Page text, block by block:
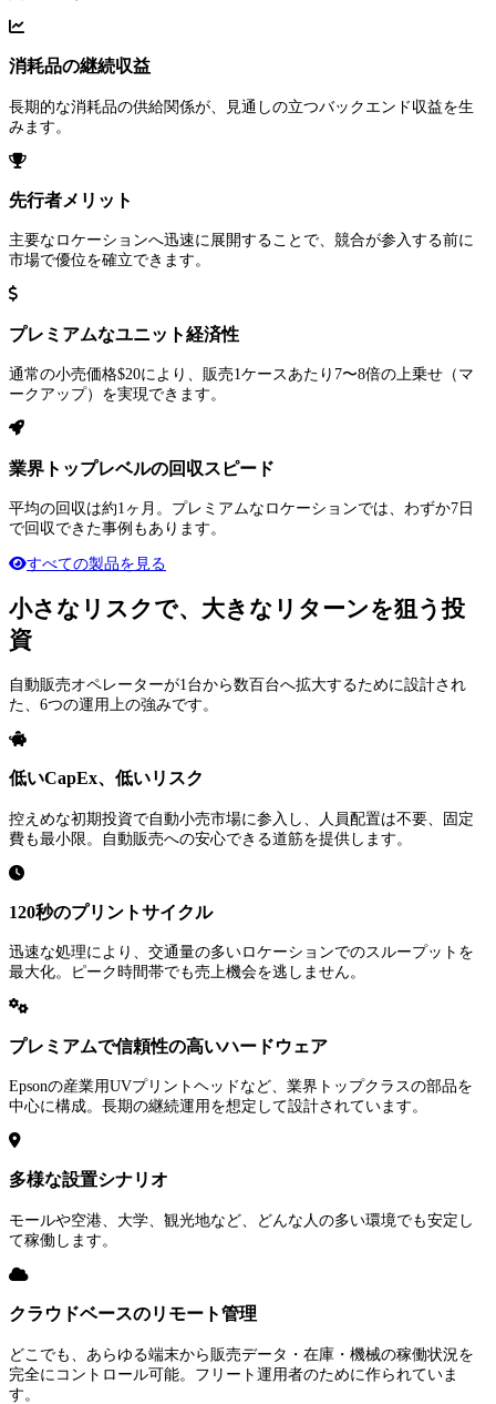
消耗品の継続収益
長期的な消耗品の供給関係が、見通しの立つバックエンド収益を生
みます。
先行者メリット
主要なロケーションへ迅速に展開することで、競合が参入する前に
市場で優位を確立できます。
プレミアムなユニット経済性
通常の小売価格$20により、販売1ケースあたり7〜8倍の上乗せ（マ
ークアップ）を実現できます。
業界トップレベルの回収スピード
平均の回収は約1ヶ月。プレミアムなロケーションでは、わずか7日
で回収できた事例もあります。
すべての製品を見る
小さなリスクで、大きなリターンを狙う投
資
自動販売オペレーターが1台から数百台へ拡大するために設計され
た、6つの運用上の強みです。
低いCapEx、低いリスク
控えめな初期投資で自動小売市場に参入し、人員配置は不要、固定
費も最小限。自動販売への安心できる道筋を提供します。
120秒のプリントサイクル
迅速な処理により、交通量の多いロケーションでのスループットを
最大化。ピーク時間帯でも売上機会を逃しません。
プレミアムで信頼性の高いハードウェア
Epsonの産業用UVプリントヘッドなど、業界トップクラスの部品を
中心に構成。長期の継続運用を想定して設計されています。
多様な設置シナリオ
モールや空港、大学、観光地など、どんな人の多い環境でも安定し
て稼働します。
クラウドベースのリモート管理
どこでも、あらゆる端末から販売データ・在庫・機械の稼働状況を
完全にコントロール可能。フリート運用者のために作られていま
す。